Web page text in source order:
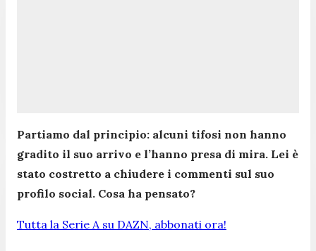
Partiamo dal principio: alcuni tifosi non hanno
gradito il suo arrivo e l’hanno presa di mira. Lei è
stato costretto a chiudere i commenti sul suo
profilo social. Cosa ha pensato?
Tutta la Serie A su DAZN, abbonati ora!